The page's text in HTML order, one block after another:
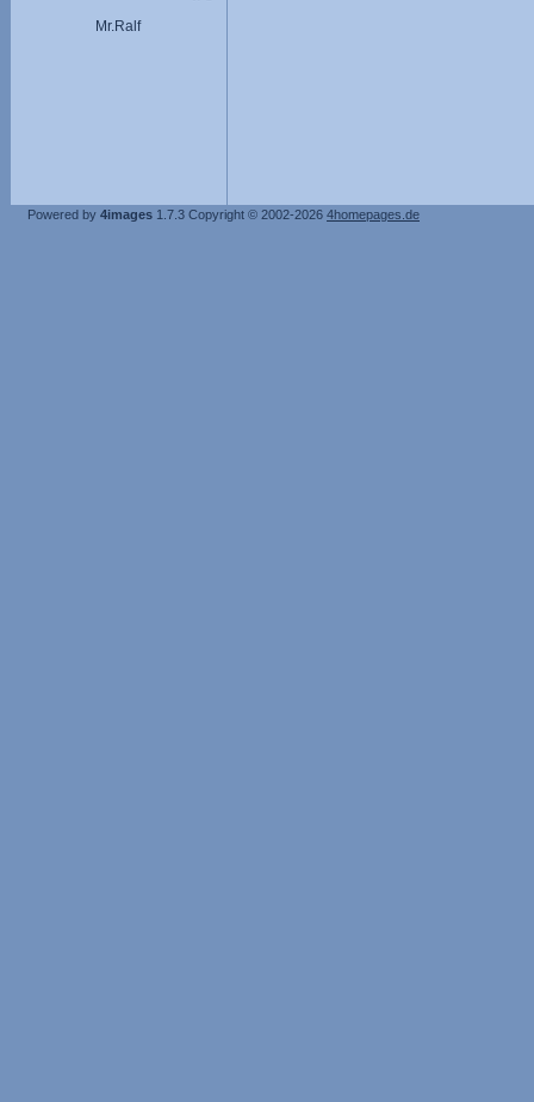
Mr.Ralf
Powered by 4images 1.7.3 Copyright © 2002-2026 4homepages.de